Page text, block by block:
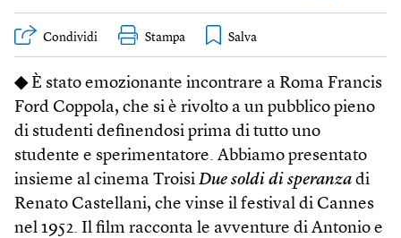
Condividi Stampa
◆È stato emozionante incontrare a Roma Francis
Ford Coppola, che si è rivolto a un pubblico pieno
di studenti definendosi prima di tutto uno
studente e sperimentatore. Abbiamo presentato
insieme al cinema Troisi Due soldi di speranza di
Renato Castellani, che vinse il festival di Cannes
nel 1952. Il film racconta le avventure di Antonio e